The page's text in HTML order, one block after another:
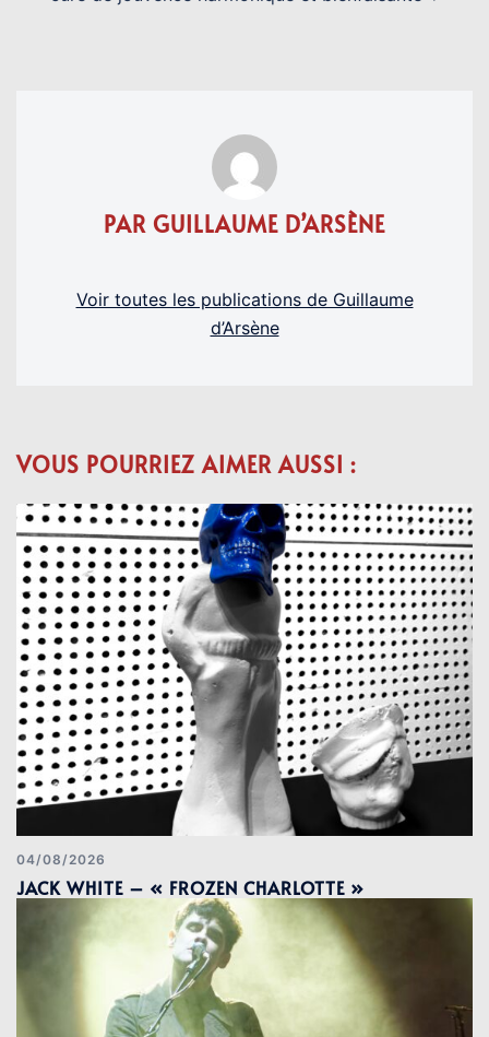
PAR GUILLAUME D’ARSÈNE
Voir toutes les publications de Guillaume
d’Arsène
VOUS POURRIEZ AIMER AUSSI :
04/08/2026
JACK WHITE – « FROZEN CHARLOTTE »